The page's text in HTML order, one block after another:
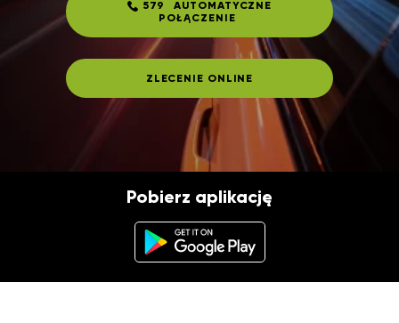
579
AUTOMATYCZNE
POŁĄCZENIE
ZLECENIE ONLINE
Pobierz aplikację